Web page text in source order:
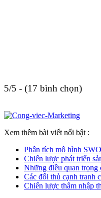
5/5 - (17 bình chọn)
Xem thêm bài viết nổi bật :
Phân tích mô hình
Chiến lược phát triển
Những điều quan
Các đối thủ cạnh tranh
Chiến lược thâm nhập